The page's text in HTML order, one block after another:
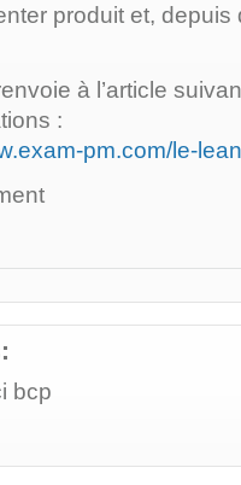
produit et,
à l’article
:
pm.com/le-
bcp